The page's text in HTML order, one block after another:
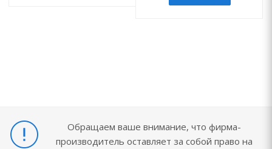
Обращаем ваше внимание, что фирма-
производитель оставляет за собой право на